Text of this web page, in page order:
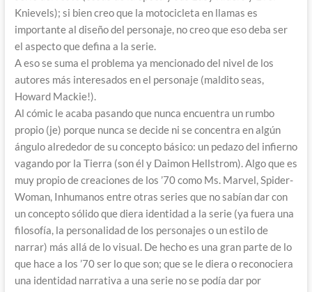
Knievels); si bien creo que la motocicleta en llamas es
importante al diseño del personaje, no creo que eso deba ser
el aspecto que defina a la serie.
A eso se suma el problema ya mencionado del nivel de los
autores más interesados en el personaje (maldito seas,
Howard Mackie!).
Al cómic le acaba pasando que nunca encuentra un rumbo
propio (je) porque nunca se decide ni se concentra en algún
ángulo alrededor de su concepto básico: un pedazo del infierno
vagando por la Tierra (son él y Daimon Hellstrom). Algo que es
muy propio de creaciones de los ’70 como Ms. Marvel, Spider-
Woman, Inhumanos entre otras series que no sabían dar con
un concepto sólido que diera identidad a la serie (ya fuera una
filosofía, la personalidad de los personajes o un estilo de
narrar) más allá de lo visual. De hecho es una gran parte de lo
que hace a los ’70 ser lo que son; que se le diera o reconociera
una identidad narrativa a una serie no se podía dar por